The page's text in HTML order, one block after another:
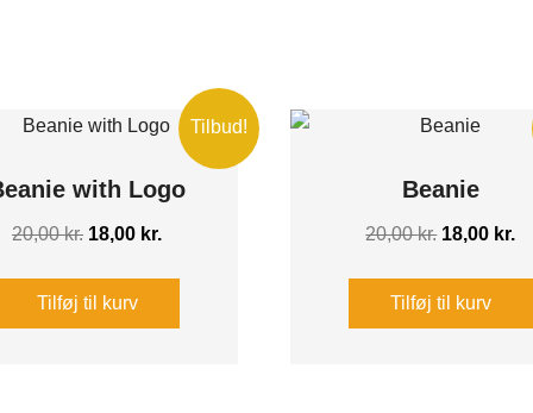
Tilbud!
with Logo
20,00kr. Den
pris
var:
18,00 kr.
er:
Tilføj til kurv
Beanie
20,00kr. Den
pris
var:
18,00 kr.
Tilføj til kurv